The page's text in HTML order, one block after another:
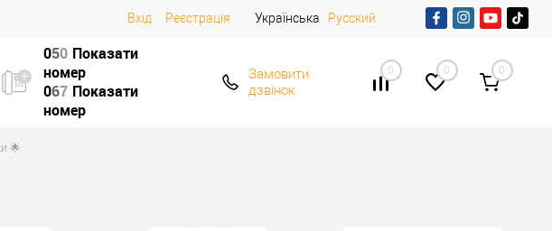
Вхід Реєстрація Українська Русский
050 Показати
номер
067 Показати
номер
Замовити
дзвінок
0 0 0
🌟